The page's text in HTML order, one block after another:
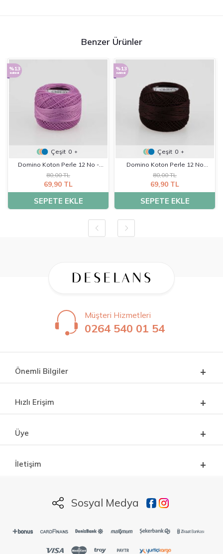
Benzer Ürünler
%13
indirimli
Çeşit 0 +
Domino Koton Perle 12 No -
K0223
80,00 TL
69,90 TL
SEPETE EKLE
%13
indirimli
Çeşit 0 +
Domino Koton Perle 12 No
-02382
80,00 TL
69,90 TL
SEPETE EKLE
Müşteri Hizmetleri
0264 540 01 54
Önemli Bilgiler
Hızlı Erişim
Üye
İletişim
Sosyal Medya